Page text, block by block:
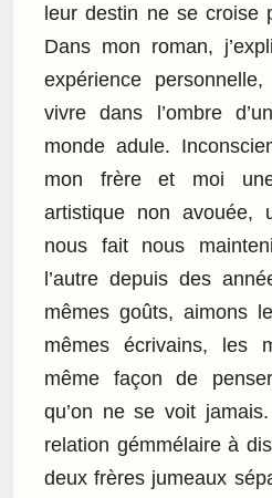
leur destin ne se croise
Dans mon roman,
expérience
vivre dans l’ombre
monde adule.
mon frère et moi
artistique non avouée,
nous fait nous
l’autre depuis des
mêmes goûts, aimons
mêmes écrivains, les
même façon de
qu’on ne se voit
relation gémmélaire à
deux frères jumeaux